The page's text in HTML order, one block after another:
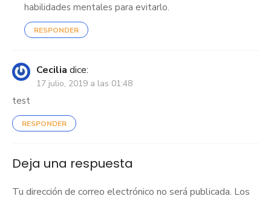
habilidades mentales para evitarlo.
RESPONDER
Cecilia dice:
17 julio, 2019 a las 01:48
test
RESPONDER
Deja una respuesta
Tu dirección de correo electrónico no será publicada. Los